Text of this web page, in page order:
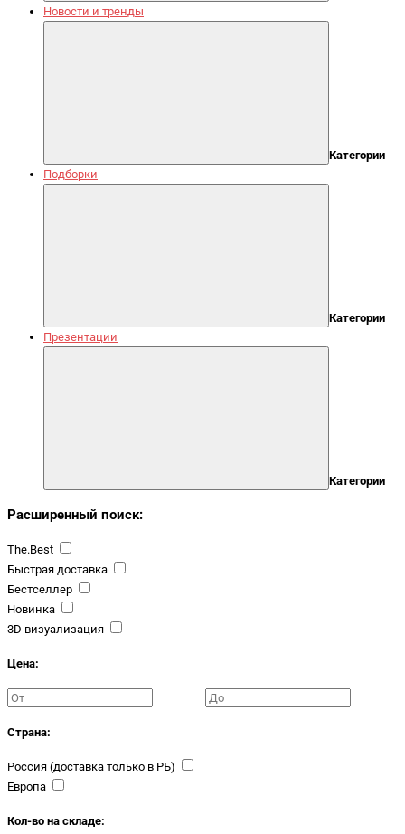
Новости и тренды
Категории
Подборки
Категории
Презентации
Категории
Расширенный поиск:
The.Best
Быстрая доставка
Бестселлер
Новинка
3D визуализация
Цена:
Страна:
Россия (доставка только в РБ)
Европа
Кол-во на складе: